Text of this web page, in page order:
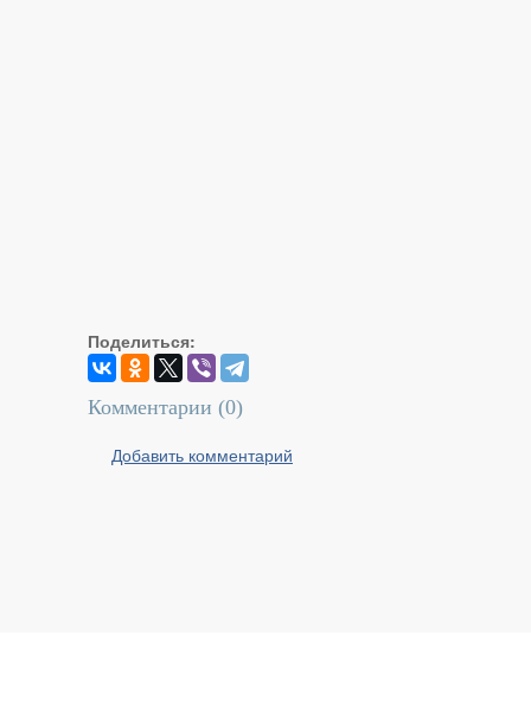
Поделиться:
Комментарии (0)
Добавить комментарий